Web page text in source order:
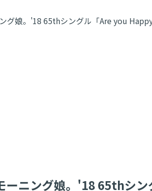
グ娘。'18 65thシングル「Are you
ーニング娘。'18 65thシ